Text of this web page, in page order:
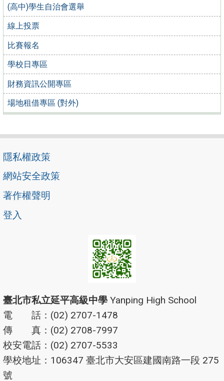
(高中)學生自治會選舉
線上投票
比賽報名
學校日專區
財務資訊公開專區
場地租借專區 (對外)
隱私權政策
網站安全政策
著作權聲明
登入
臺北市私立延平高級中學 Yanping High School
電 話：(02) 2707-1478
傳 真：(02) 2708-7997
校安電話：(02) 2707-5533
學校地址：106347 臺北市大安區建國南路一段 275
號